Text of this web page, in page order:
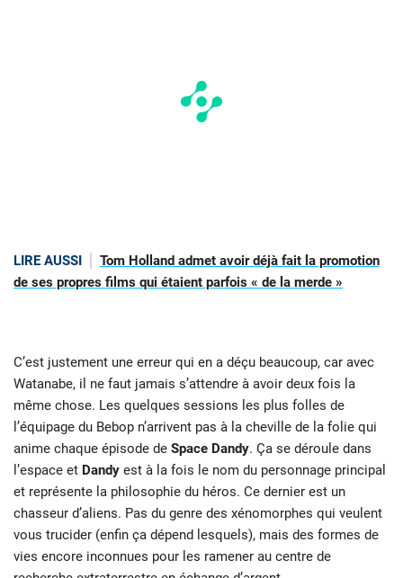
LIRE AUSSI
Tom Holland admet avoir déjà fait la promotion
de ses propres films qui étaient parfois « de la merde »
C’est justement une erreur qui en a déçu beaucoup, car avec
Watanabe, il ne faut jamais s’attendre à avoir deux fois la
même chose. Les quelques sessions les plus folles de
l’équipage du Bebop n’arrivent pas à la cheville de la folie qui
anime chaque épisode de Space Dandy. Ça se déroule dans
l’espace et Dandy est à la fois le nom du personnage principal
et représente la philosophie du héros. Ce dernier est un
chasseur d’aliens. Pas du genre des xénomorphes qui veulent
vous trucider (enfin ça dépend lesquels), mais des formes de
vies encore inconnues pour les ramener au centre de